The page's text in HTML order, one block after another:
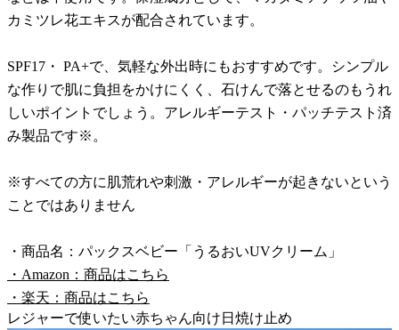
カミツレ花エキスが配合されています。
SPF17・ PA+で、気軽な外出時にもおすすめです。シンプル
な作りで肌に負担をかけにくく、石けんで落とせるのもうれ
しいポイントでしょう。アレルギーテスト・パッチテスト済
み製品です※。
※すべての方に肌荒れや刺激・アレルギーが起きないという
ことではありません
・商品名：パックスベビー「うるおいUVクリーム」
・Amazon：商品はこちら
・楽天：商品はこちら
レジャーで使いたい赤ちゃん向け日焼け止め